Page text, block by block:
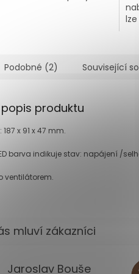
Podobné (2) Související
produktu
187 x 91 x 47 mm.
barva indikuje stav: napájení /
ventilátorem.
Jaroslav Bouše